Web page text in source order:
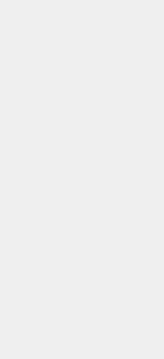
Iz Ljubljane
Razgibano
in filmskimi točkami